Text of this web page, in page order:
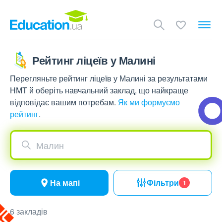
Рейтинг ліцеїв у Малині
Перегляньте рейтинг ліцеїв у Малині за результатами
НМТ й оберіть навчальний заклад, що найкраще
відповідає вашим потребам. Як ми формуємо
рейтинг.
Малин
На мапі Фільтри 1
6 закладів